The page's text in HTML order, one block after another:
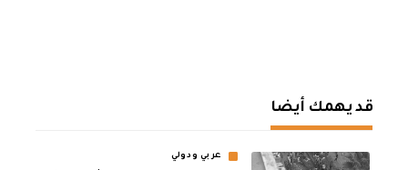
قد يهمك أيضا
عربي ودولي